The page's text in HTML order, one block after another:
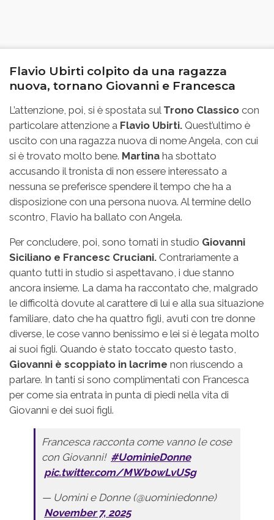
Flavio Ubirti colpito da una ragazza
nuova, tornano Giovanni e Francesca
L’attenzione, poi, si è spostata sul Trono Classico con
particolare attenzione a Flavio Ubirti. Quest’ultimo è
uscito con una ragazza nuova di nome Angela, con cui
si è trovato molto bene. Martina ha sbottato
accusando il tronista di non essere interessato a
nessuna se preferisce spendere il tempo che ha a
disposizione con una persona nuova. Al termine dello
scontro, Flavio ha ballato con Angela.
Per concludere, poi, sono tornati in studio Giovanni
Siciliano e Francesc Cruciani. Contrariamente a
quanto tutti in studio si aspettavano, i due stanno
ancora insieme. La dama ha raccontato che, malgrado
le difficoltà dovute al carattere di lui e alla sua situazione
familiare, dato che ha quattro figli, avuti con tre donne
diverse, le cose vanno benissimo e lei si è legata molto
ai suoi figli. Quando è stato toccato questo tasto,
Giovanni è scoppiato in lacrime non riuscendo a
parlare. In tanti si sono complimentati con Francesca
per come sia entrata in punta di piedi nella vita di
Giovanni e dei suoi figli.
Francesca racconta come vanno le cose
con Giovanni! #UominieDonne
pic.twitter.com/MWb0wLvUSg
— Uomini e Donne (@uominiedonne)
November 7, 2025